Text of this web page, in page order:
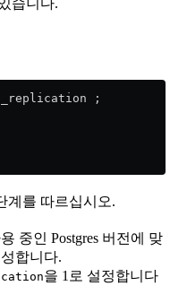
;
계를 따르십시오.
중인 Postgres 버전에 맞
합니다.
을 1로 설정합니다